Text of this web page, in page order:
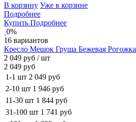
В корзину Уже в корзине
Подробнее
Купить Подробнее
0%
16 вариантов
Кресло Мешок Груша Бежевая Рогожка
2 049 руб / шт
2 049 руб
1-1 шт 2 049 руб
2-10 шт 1 946 руб
11-30 шт 1 844 руб
31-100 шт 1 741 руб